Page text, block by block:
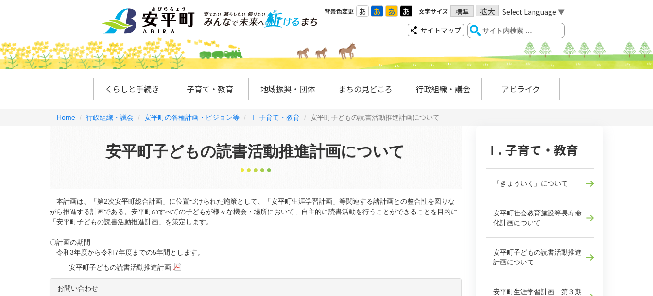
背景色変更 あ あ あ あ 文字サイズ 標準 拡大 Select Language ▼
サイトマップ
くらしと手続き 子育て・教育 地域振興・団体 まちの見どころ 行政組織・議会 アビライク
Home 行政組織・議会 安平町の各種計画・ビジョン等 Ⅰ.子育て・教育 安平町子どもの読書活動推進計画について
安平町子どもの読書活動推進計画について
本計画は、「第2次安平町総合計画」に位置づけられた施策として、「安平町生涯学習計画」等関連する諸計画との整合性を図りな
がら推進する計画である。安平町のすべての子どもが様々な機会・場所において、自主的に読書活動を行うことができることを目的に
「安平町子どもの読書活動推進計画」を策定します。
〇計画の期間
令和3年度から令和7年度までの5年間とします。
安平町子どもの読書活動推進計画
お問い合わせ
Ⅰ. 子育て・教育
「きょういく」について
安平町社会教育施設等長寿命
化計画について
安平町子どもの読書活動推進
計画について
安平町生涯学習計画 第３期